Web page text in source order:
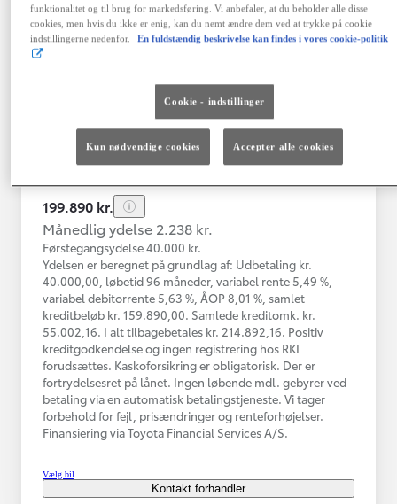
Herlev
HYBRID
76.000 km
Hybrid Benzin
Geartype
Automatisk
gearkasse
Vis mere
199.890 kr.
Månedlig ydelse 2.238 kr.
Førstegangsydelse 40.000 kr.
Ydelsen er beregnet på grundlag af: Udbetaling kr.
40.000,00, løbetid 96 måneder, variabel rente 5,49 %,
variabel debitorrente 5,63 %, ÅOP 8,01 %, samlet
kreditbeløb kr. 159.890,00. Samlede kreditomk. kr.
55.002,16. I alt tilbagebetales kr. 214.892,16. Positiv
kreditgodkendelse og ingen registrering hos RKI
forudsættes. Kaskoforsikring er obligatorisk. Der er
fortrydelsesret på lånet. Ingen løbende mdl. gebyrer ved
betaling via en automatisk betalingstjeneste. Vi tager
forbehold for fejl, prisændringer og renteforhøjelser.
Finansiering via Toyota Financial Services A/S.
Vælg bil
Kontakt forhandler
funktionalitet og til brug for markedsføring. Vi anbefaler, at du beholder alle disse
cookies, men hvis du ikke er enig, kan du nemt ændre dem ved at trykke på cookie
indstillingerne nedenfor.
En fuldstændig beskrivelse kan findes i vores cookie-politik
Cookie - indstillinger
Kun nødvendige cookies Accepter alle cookies